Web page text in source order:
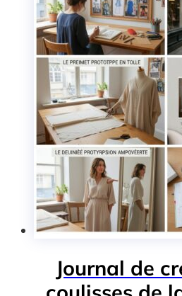
Journal de